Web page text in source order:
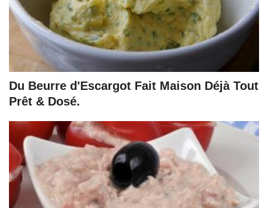
Du Beurre d'Escargot Fait Maison Déjà Tout
Prêt & Dosé.